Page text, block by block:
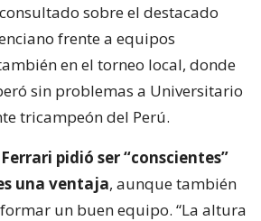
sobre el destacado
frente a equipos
en el torneo local, donde
sin problemas a Universitario
tricampeón del Perú.
Ferrari pidió ser “conscientes”
una ventaja, aunque también
un buen equipo. “La altura